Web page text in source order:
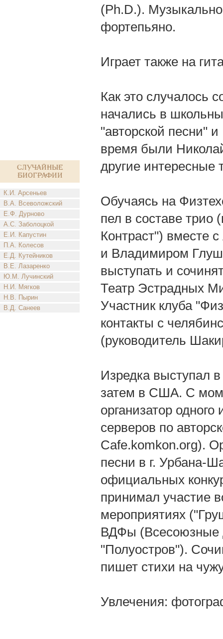
Случайные
биографии
К.И. Арсеньев
В.А. Всеволожский
Е.Ф. Дурново
А.С. Заболоцкой
Е.И. Капустин
П.А. Колесов
Е.Д. Кутейников
В.Е. Лазаренко
Ю.М. Лучинский
Н.И. Мягков
Н.В. Пырин
В.Д. Санеев
(Ph.D.).
фортепьяно.
Играет также на
Как это случалось
начались в
"авторской песни"
время были
другие интересные
Обучаясь на
пел в составе
Контраст") вместе
и Владимиром
выступать и
Театр Эстрадных
Участник клуба
контакты с
(руководитель
Изредка выступал
затем в США. С
организатор
серверов по
Cafe.komkon.org).
песни в г. Урбана-
официальных
принимал участие
мероприятиях
ВДФы
"Полуостров").
пишет стихи на
Увлечения: